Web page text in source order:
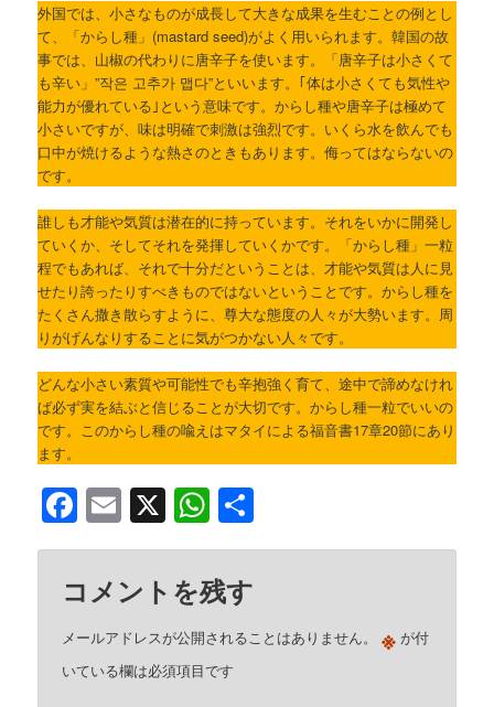
外国では、小さなものが成長して大きな成果を生むことの例とし
て、「からし種」(mastard seed)がよく用いられます。韓国の故
事では、山椒の代わりに唐辛子を使います。「唐辛子は小さくて
も辛い」”작은 고추가 맵다”といいます。｢体は小さくても気性や
能力が優れている｣という意味です。からし種や唐辛子は極めて
小さいですが、味は明確で刺激は強烈です。いくら水を飲んでも
口中が焼けるような熱さのときもあります。侮ってはならないの
です。
誰しも才能や気質は潜在的に持っています。それをいかに開発し
ていくか、そしてそれを発揮していくかです。「からし種」一粒
程でもあれば、それで十分だということは、才能や気質は人に見
せたり誇ったりすべきものではないということです。からし種を
たくさん撒き散らすように、尊大な態度の人々が大勢います。周
りがげんなりすることに気がつかない人々です。
どんな小さい素質や可能性でも辛抱強く育て、途中で諦めなけれ
ば必ず実を結ぶと信じることが大切です。からし種一粒でいいの
です。このからし種の喩えはマタイによる福音書17章20節にあり
ます。
Facebook
Email
X WhatsApp
有
コメントを残す
メールアドレスが公開されることはありません。 ※ が付
いている欄は必須項目です